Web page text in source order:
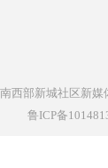
西部新城社区新媒
鲁ICP备